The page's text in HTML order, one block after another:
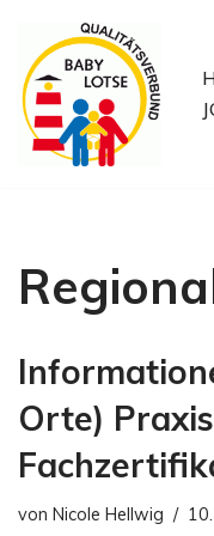
Zum
Inhalt
springen
Orte)
von Nicole Hellwig